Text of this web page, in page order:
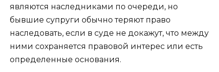
являются наследниками по очереди, но
бывшие супруги обычно теряют право
наследовать, если в суде не докажут, что между
ними сохраняется правовой интерес или есть
определенные основания.